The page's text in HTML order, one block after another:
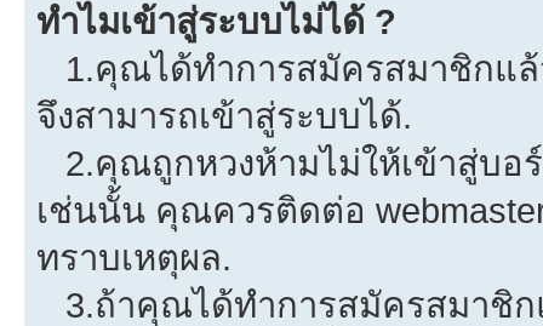
ทำไมเข้าสู่ระบบไม่ได้ ?
1.คุณได้ทำการสมัครสมาชิกแ
จึงสามารถเข้าสู่ระบบได้.
2.คุณถูกหวงห้ามไม่ให้เข้าสู่บอ
เช่นนั้น คุณควรติดต่อ
ทราบเหตุผล.
3.ถ้าคุณได้ทำการสมัครสมาชิ